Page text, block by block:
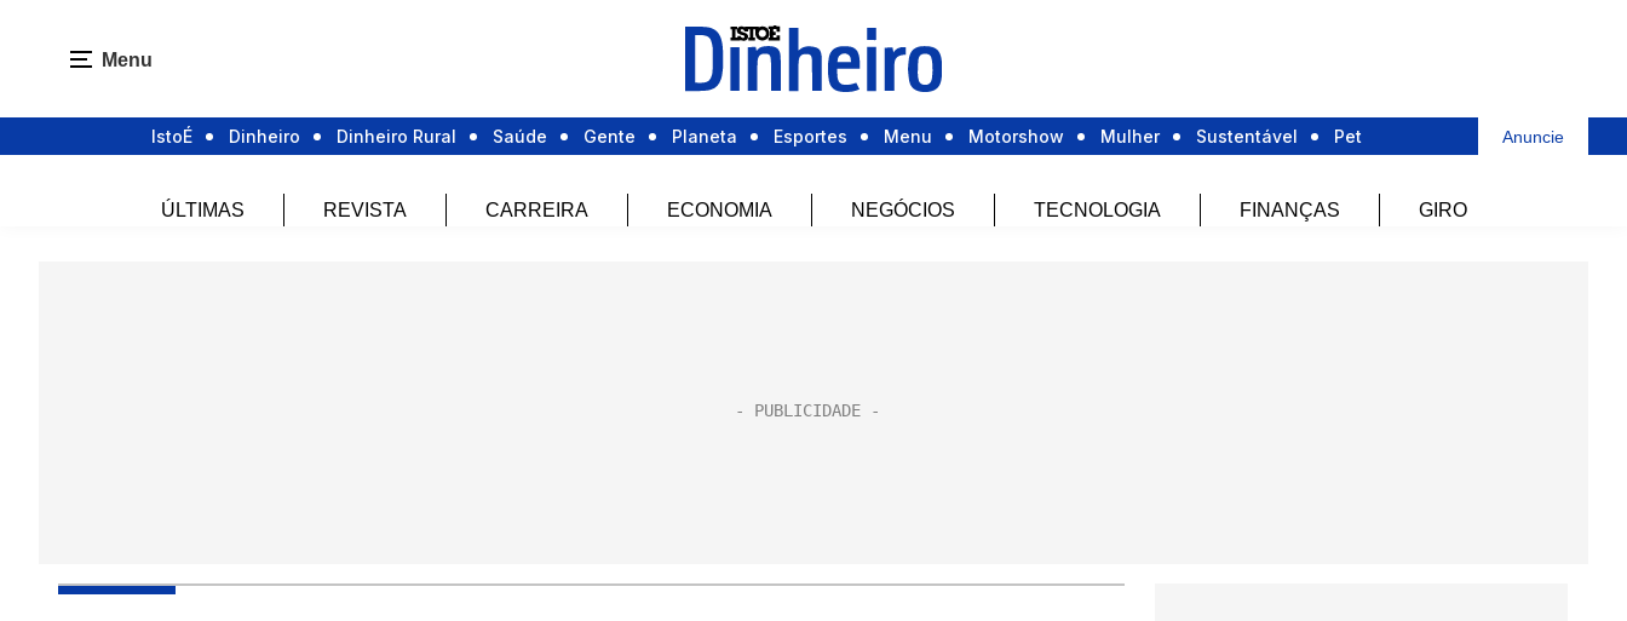
Menu
IstoÉ Dinheiro Dinheiro Rural Saúde Gente Planeta Esportes Menu Motorshow Mulher Sustentável Pet Anuncie
ÚLTIMAS REVISTA CARREIRA ECONOMIA NEGÓCIOS TECNOLOGIA FINANÇAS GIRO